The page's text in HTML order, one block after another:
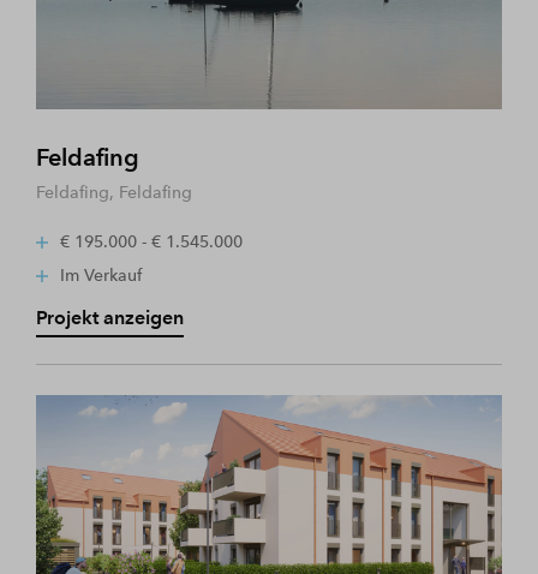
Feldafing
Feldafing, Feldafing
€ 195.000 - € 1.545.000
Im Verkauf
Projekt anzeigen